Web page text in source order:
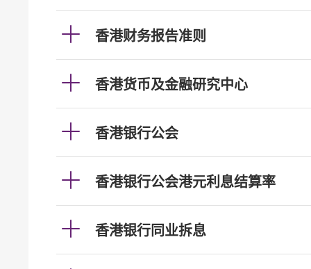
香港财务报告准则
香港货币及金融研究中心
香港银行公会
香港银行公会港元利息结算率
香港银行同业拆息